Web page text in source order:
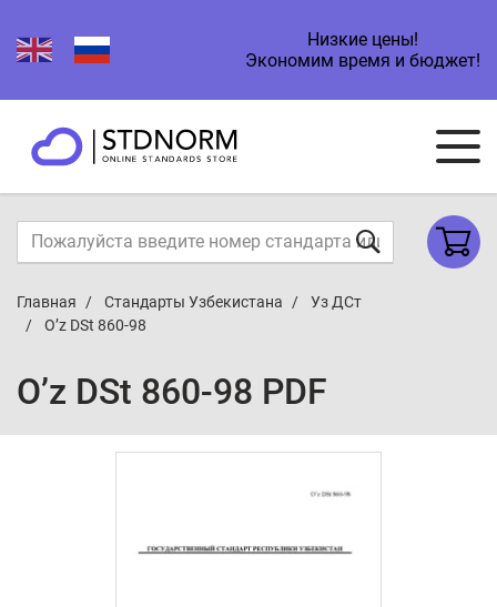
Низкие цены!
Экономим время и бюджет!
Главная Стандарты Узбекистана
Уз ДСт
O’z DSt 860-98
O’z DSt 860-98 PDF